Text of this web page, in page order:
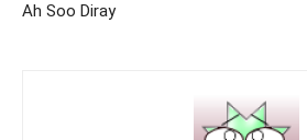
Ah Soo Diray